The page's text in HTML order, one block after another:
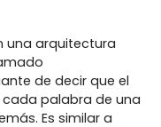
lingüístico
de texto
no solo
reconocimiento de